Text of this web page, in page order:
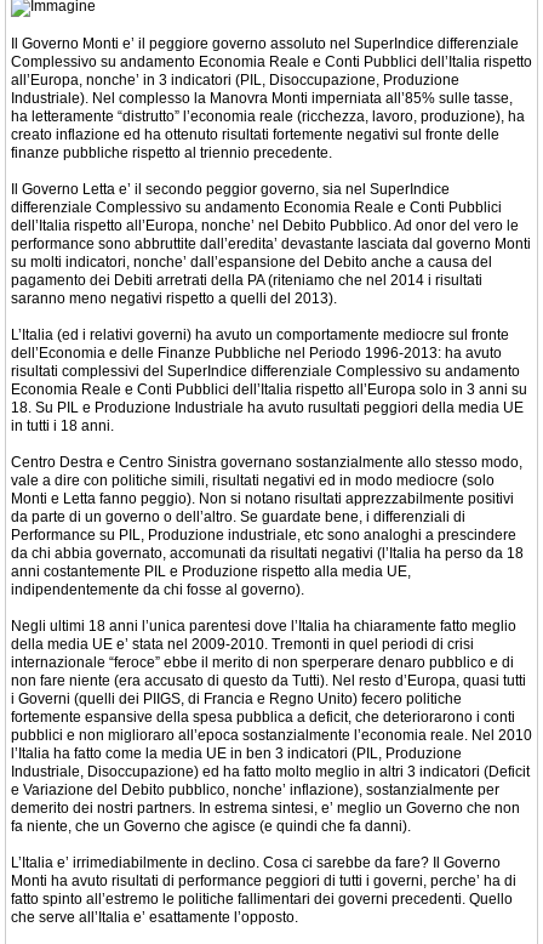
Il Governo Monti e’ il peggiore governo assoluto nel SuperIndice differenziale
Complessivo su andamento Economia Reale e Conti Pubblici dell’Italia rispetto
all’Europa, nonche’ in 3 indicatori (PIL, Disoccupazione, Produzione
Industriale). Nel complesso la Manovra Monti imperniata all’85% sulle tasse,
ha letteramente “distrutto” l’economia reale (ricchezza, lavoro, produzione), ha
creato inflazione ed ha ottenuto risultati fortemente negativi sul fronte delle
finanze pubbliche rispetto al triennio precedente.
Il Governo Letta e’ il secondo peggior governo, sia nel SuperIndice
differenziale Complessivo su andamento Economia Reale e Conti Pubblici
dell’Italia rispetto all’Europa, nonche’ nel Debito Pubblico. Ad onor del vero le
performance sono abbruttite dall’eredita’ devastante lasciata dal governo Monti
su molti indicatori, nonche’ dall’espansione del Debito anche a causa del
pagamento dei Debiti arretrati della PA (riteniamo che nel 2014 i risultati
saranno meno negativi rispetto a quelli del 2013).
L’Italia (ed i relativi governi) ha avuto un comportamente mediocre sul fronte
dell’Economia e delle Finanze Pubbliche nel Periodo 1996-2013: ha avuto
risultati complessivi del SuperIndice differenziale Complessivo su andamento
Economia Reale e Conti Pubblici dell’Italia rispetto all’Europa solo in 3 anni su
18. Su PIL e Produzione Industriale ha avuto rusultati peggiori della media UE
in tutti i 18 anni.
Centro Destra e Centro Sinistra governano sostanzialmente allo stesso modo,
vale a dire con politiche simili, risultati negativi ed in modo mediocre (solo
Monti e Letta fanno peggio). Non si notano risultati apprezzabilmente positivi
da parte di un governo o dell’altro. Se guardate bene, i differenziali di
Performance su PIL, Produzione industriale, etc sono analoghi a prescindere
da chi abbia governato, accomunati da risultati negativi (l’Italia ha perso da 18
anni costantemente PIL e Produzione rispetto alla media UE,
indipendentemente da chi fosse al governo).
Negli ultimi 18 anni l’unica parentesi dove l’Italia ha chiaramente fatto meglio
della media UE e’ stata nel 2009-2010. Tremonti in quel periodi di crisi
internazionale “feroce” ebbe il merito di non sperperare denaro pubblico e di
non fare niente (era accusato di questo da Tutti). Nel resto d’Europa, quasi tutti
i Governi (quelli dei PIIGS, di Francia e Regno Unito) fecero politiche
fortemente espansive della spesa pubblica a deficit, che deteriorarono i conti
pubblici e non miglioraro all’epoca sostanzialmente l’economia reale. Nel 2010
l’Italia ha fatto come la media UE in ben 3 indicatori (PIL, Produzione
Industriale, Disoccupazione) ed ha fatto molto meglio in altri 3 indicatori (Deficit
e Variazione del Debito pubblico, nonche’ inflazione), sostanzialmente per
demerito dei nostri partners. In estrema sintesi, e’ meglio un Governo che non
fa niente, che un Governo che agisce (e quindi che fa danni).
L’Italia e’ irrimediabilmente in declino. Cosa ci sarebbe da fare? Il Governo
Monti ha avuto risultati di performance peggiori di tutti i governi, perche’ ha di
fatto spinto all’estremo le politiche fallimentari dei governi precedenti. Quello
che serve all’Italia e’ esattamente l’opposto.